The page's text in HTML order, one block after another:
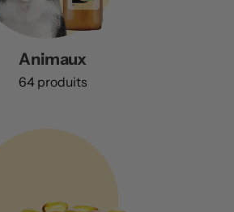
Animaux
64 produits